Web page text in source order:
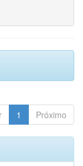
1 Próximo